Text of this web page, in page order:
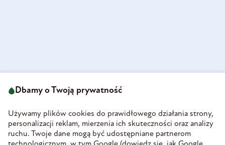
58-160 Świebodzice
REGON 890213034
INFORMACJE
Dbamy o Twoją prywatność
Używamy plików cookies do prawidłowego działania strony,
personalizacji reklam, mierzenia ich skuteczności oraz analizy
ruchu. Twoje dane mogą być udostępniane partnerom